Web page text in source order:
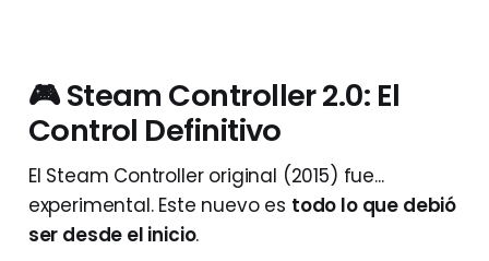
🎮 Steam Controller 2.0: El
Control Definitivo
El Steam Controller original (2015) fue...
experimental. Este nuevo es todo lo que debió
ser desde el inicio.